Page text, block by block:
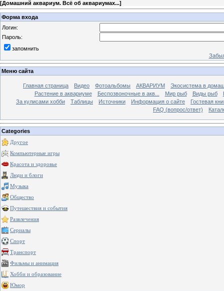
[Домашний аквариум. Всё об аквариумах...]
Форма входа
Логин:
Пароль:
запомнить
Меню сайта
Главная страница Видео Фотоальбомы АКВАРИУМ
Экосистема в
Растение в аквариуме
Беспозвоночные в акв... Мир рыб Виды рыб
За кулисами хобби
Таблицы Источники Информация о сайте
Гостевая
FAQ (вопрос/ответ)
Categories
Другое
Компьютерные игры
Красота и здоровье
Люди и блоги
Музыка
Общество
Путешествия и события
Развлечения
Сериалы
Спорт
Транспорт
Фильмы и анимация
Хобби и образование
Юмор